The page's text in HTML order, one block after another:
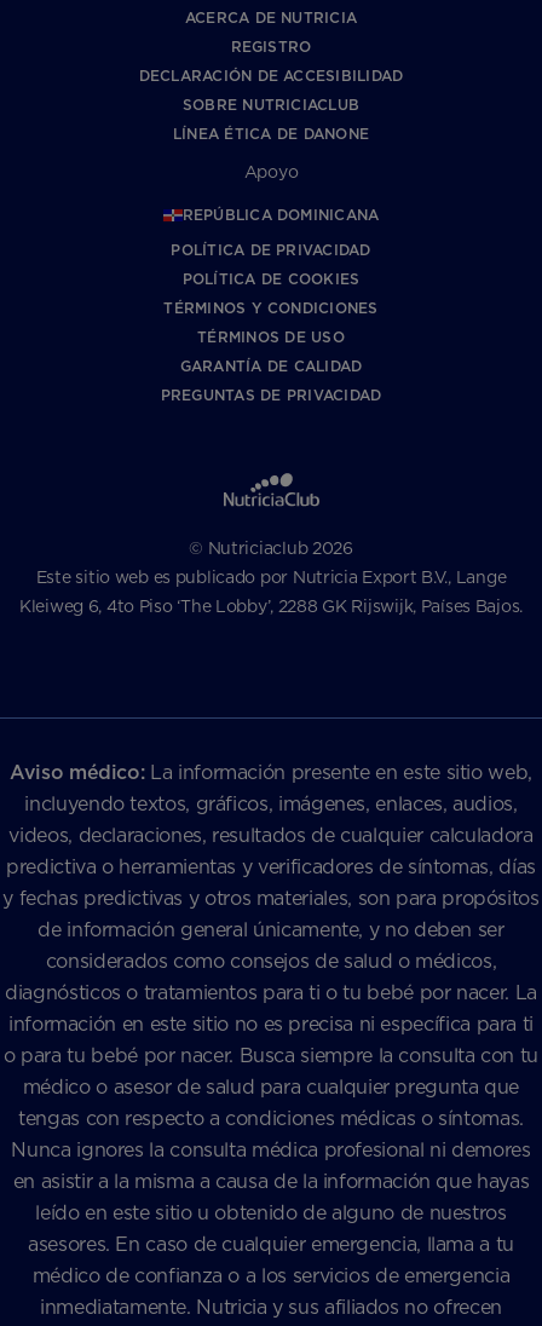
ACERCA DE NUTRICIA
REGISTRO
DECLARACIÓN DE ACCESIBILIDAD
SOBRE NUTRICIACLUB
LÍNEA ÉTICA DE DANONE
Apoyo
REPÚBLICA DOMINICANA
POLÍTICA DE PRIVACIDAD
POLÍTICA DE COOKIES
TÉRMINOS Y CONDICIONES
TÉRMINOS DE USO
GARANTÍA DE CALIDAD
PREGUNTAS DE PRIVACIDAD
© Nutriciaclub 2026
Este sitio web es publicado por Nutricia Export B.V., Lange
Kleiweg 6, 4to Piso ‘The Lobby’, 2288 GK Rijswijk, Países Bajos.
Aviso médico:La información presente en este sitio web,
incluyendo textos, gráficos, imágenes, enlaces, audios,
videos, declaraciones, resultados de cualquier calculadora
predictiva o herramientas y verificadores de síntomas, días
y fechas predictivas y otros materiales, son para propósitos
de información general únicamente, y no deben ser
considerados como consejos de salud o médicos,
diagnósticos o tratamientos para ti o tu bebé por nacer. La
información en este sitio no es precisa ni específica para ti
o para tu bebé por nacer. Busca siempre la consulta con tu
médico o asesor de salud para cualquier pregunta que
tengas con respecto a condiciones médicas o síntomas.
Nunca ignores la consulta médica profesional ni demores
en asistir a la misma a causa de la información que hayas
leído en este sitio u obtenido de alguno de nuestros
asesores. En caso de cualquier emergencia, llama a tu
médico de confianza o a los servicios de emergencia
inmediatamente. Nutricia y sus afiliados no ofrecen